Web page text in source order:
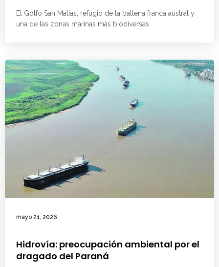
El Golfo San Matías, refugio de la ballena franca austral y
una de las zonas marinas más biodiversas
mayo 21, 2026
Hidrovía: preocupación ambiental por el
dragado del Paraná